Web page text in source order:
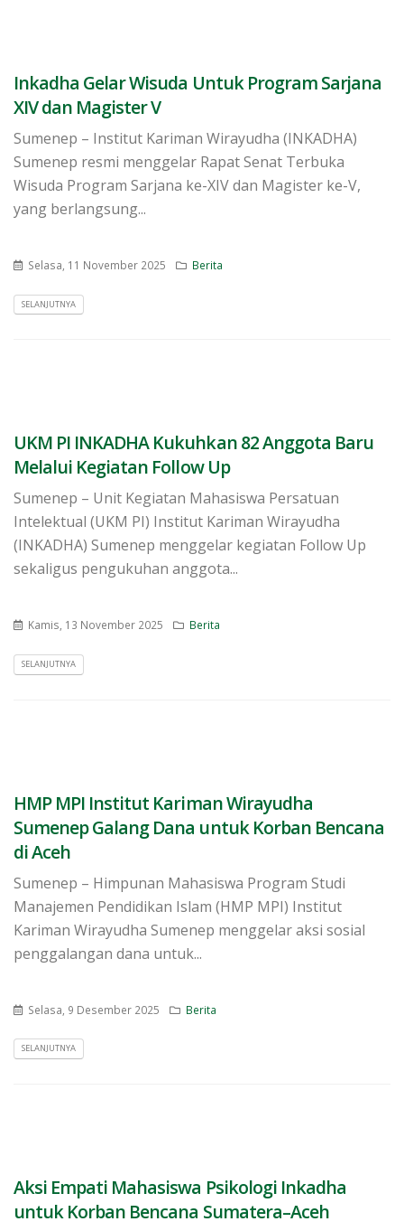
Inkadha Gelar Wisuda Untuk Program Sarjana
XIV dan Magister V
Sumenep – Institut Kariman Wirayudha (INKADHA)
Sumenep resmi menggelar Rapat Senat Terbuka
Wisuda Program Sarjana ke-XIV dan Magister ke-V,
yang berlangsung...
Selasa, 11 November 2025 Berita
SELANJUTNYA
UKM PI INKADHA Kukuhkan 82 Anggota Baru
Melalui Kegiatan Follow Up
Sumenep – Unit Kegiatan Mahasiswa Persatuan
Intelektual (UKM PI) Institut Kariman Wirayudha
(INKADHA) Sumenep menggelar kegiatan Follow Up
sekaligus pengukuhan anggota...
Kamis, 13 November 2025 Berita
SELANJUTNYA
HMP MPI Institut Kariman Wirayudha
Sumenep Galang Dana untuk Korban Bencana
di Aceh
Sumenep – Himpunan Mahasiswa Program Studi
Manajemen Pendidikan Islam (HMP MPI) Institut
Kariman Wirayudha Sumenep menggelar aksi sosial
penggalangan dana untuk...
Selasa, 9 Desember 2025 Berita
SELANJUTNYA
Aksi Empati Mahasiswa Psikologi Inkadha
untuk Korban Bencana Sumatera–Aceh